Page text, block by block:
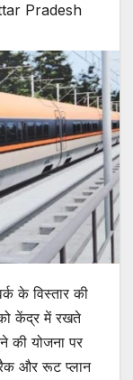
Pradesh
के विस्तार की
को केंद्र में रखते
की योजना पर
और रूट प्लान